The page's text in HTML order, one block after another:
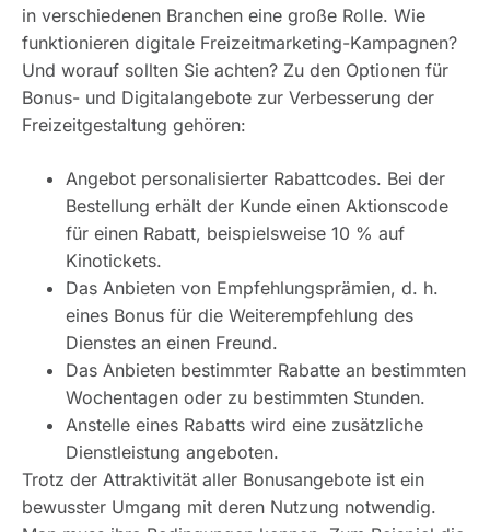
in verschiedenen Branchen eine große Rolle. Wie
funktionieren digitale Freizeitmarketing-Kampagnen?
Und worauf sollten Sie achten? Zu den Optionen für
Bonus- und Digitalangebote zur Verbesserung der
Freizeitgestaltung gehören:
Angebot personalisierter Rabattcodes. Bei der
Bestellung erhält der Kunde einen Aktionscode
für einen Rabatt, beispielsweise 10 % auf
Kinotickets.
Das Anbieten von Empfehlungsprämien, d. h.
eines Bonus für die Weiterempfehlung des
Dienstes an einen Freund.
Das Anbieten bestimmter Rabatte an bestimmten
Wochentagen oder zu bestimmten Stunden.
Anstelle eines Rabatts wird eine zusätzliche
Dienstleistung angeboten.
Trotz der Attraktivität aller Bonusangebote ist ein
bewusster Umgang mit deren Nutzung notwendig.